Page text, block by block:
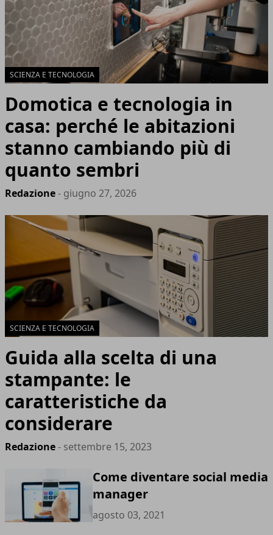
SCIENZA E TECNOLOGIA
Domotica e tecnologia in
casa: perché le abitazioni
stanno cambiando più di
quanto sembri
Redazione- giugno 27, 2026
SCIENZA E TECNOLOGIA
Guida alla scelta di una
stampante: le
caratteristiche da
considerare
Redazione- settembre 15, 2023
Come diventare social media
manager
agosto 03, 2021